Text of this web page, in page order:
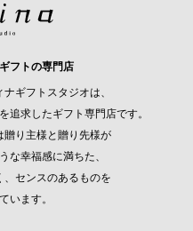
フトの専門店
ギフトスタジオは、
追求したギフト専門店です。
贈り主様と贈り先様が
な幸福感に満ちた、
センスのあるものを
います。